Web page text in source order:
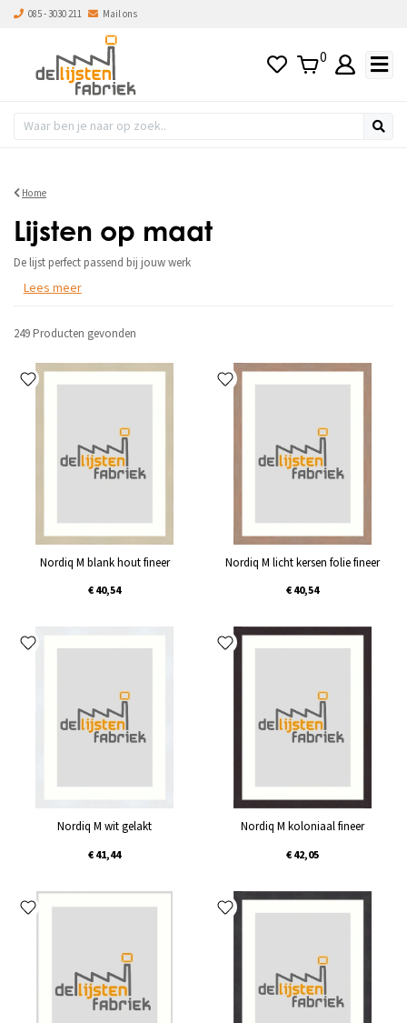
085 - 3030 211 Mail ons
0
Home
Lijsten op maat
De lijst perfect passend bij jouw werk
Lees meer
249 Producten gevonden
Nordiq M blank hout fineer
€ 40,54
Nordiq M licht kersen folie fineer
€ 40,54
Nordiq M wit gelakt
€ 41,44
Nordiq M koloniaal fineer
€ 42,05